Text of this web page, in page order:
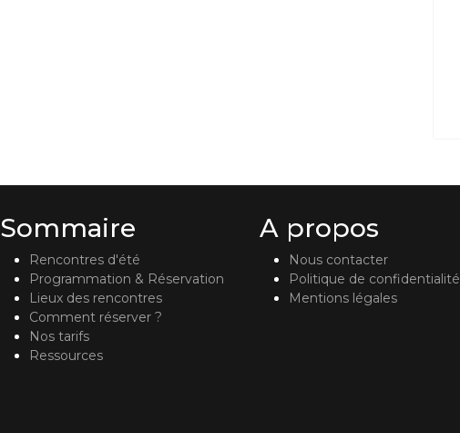
Sommaire
Rencontres d'été
Programmation & Réservation
Lieux des rencontres
Comment réserver ?
Nos tarifs
Ressources
A propos
Nous contacter
Politique de confidentialité
Mentions légales